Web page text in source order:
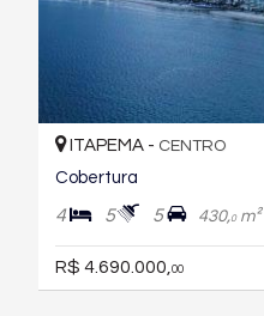
ITAPEMA - CENTRO
Cobertura
4 5 5 430,0m²
R$ 4.690.000, 00